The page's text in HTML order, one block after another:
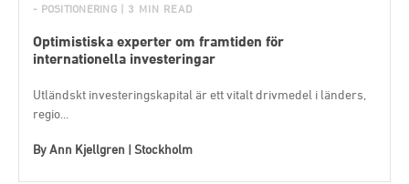
- POSITIONERING | 3 MIN READ
Optimistiska experter om framtiden för
internationella investeringar
Utländskt investeringskapital är ett vitalt drivmedel i länders,
regio...
ByAnn Kjellgren | Stockholm